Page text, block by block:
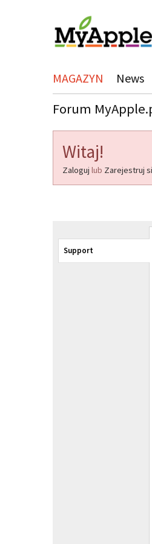
MAGAZYN News
Forum
Witaj!
Zaloguj lub Zarejestruj
Support